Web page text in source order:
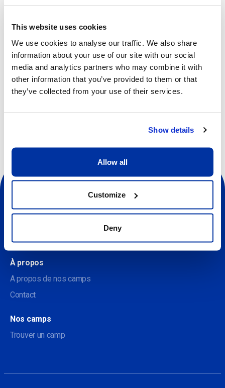
This website uses cookies
We use cookies to analyse our traffic. We also share
information about your use of our site with our social
media and analytics partners who may combine it with
other information that you’ve provided to them or that
they’ve collected from your use of their services.
Show details
Allow all
Customize
Deny
curiosité naturelle. Au sein de ce camp, l'apprentissage se
vit avec joie et les souvenirs créés deviennent des
fondations solides pour leur avenir sportif et personnel.
À propos
A propos de nos camps
Contact
Nos camps
Trouver un camp